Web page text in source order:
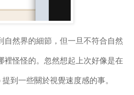
自然界的細節，但一旦不符合自然
裡怪怪的。忽然想起上次好像是在
到一些關於視覺速度感的事。